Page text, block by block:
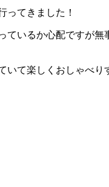
ってきました！
ているか心配ですが無
いて楽しくおしゃべり